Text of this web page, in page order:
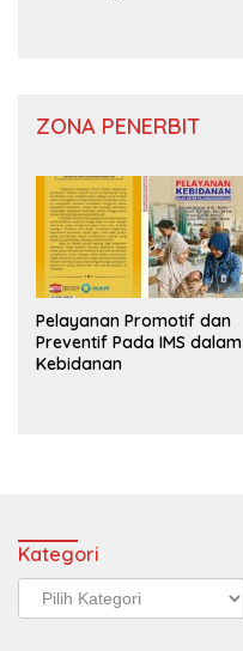
ZONA PENERBIT
Pelayanan Promotif dan
Preventif Pada IMS dalam
Kebidanan
Kategori
Kategori